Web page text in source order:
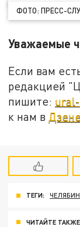
ФОТО: ПРЕСС-
Уважаемые
Если вам
редакцией
пишите:
к нам в
ТЕГИ:
ЧИТАЙТЕ